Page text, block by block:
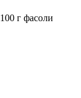
г фасоли